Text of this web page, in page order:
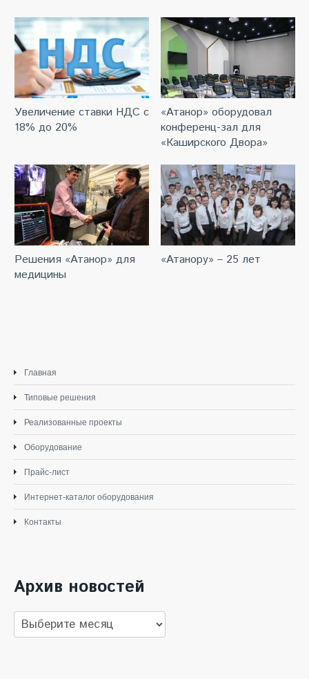
Увеличение ставки НДС с
18% до 20%
«Атанор» оборудовал
конференц-зал для
«Каширского Двора»
Решения «Атанор» для
медицины
«Атанору» – 25 лет
Главная
Типовые решения
Реализованные проекты
Оборудование
Прайс-лист
Интернет-каталог оборудования
Контакты
Архив новостей
Архив
новостей